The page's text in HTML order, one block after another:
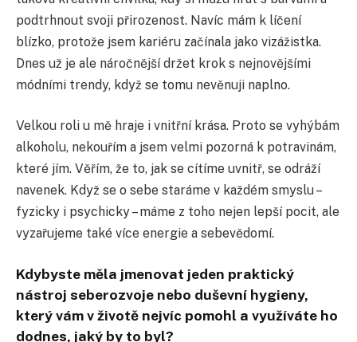
podtrhnout svoji přirozenost. Navíc mám k líčení
blízko, protože jsem kariéru začínala jako vizážistka.
Dnes už je ale náročnější držet krok s nejnovějšími
módními trendy, když se tomu nevěnuji naplno.
Velkou roli u mě hraje i vnitřní krása. Proto se vyhýbám
alkoholu, nekouřím a jsem velmi pozorná k potravinám,
které jím. Věřím, že to, jak se cítíme uvnitř, se odráží
navenek. Když se o sebe staráme v každém smyslu –
fyzicky i psychicky – máme z toho nejen lepší pocit, ale
vyzařujeme také více energie a sebevědomí.
Kdybyste měla jmenovat jeden praktický
nástroj seberozvoje nebo duševní hygieny,
který vám v životě nejvíc pomohl a využíváte ho
dodnes, jaký by to byl?